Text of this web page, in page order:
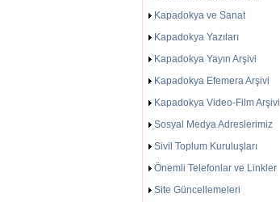
Kapadokya ve Sanat
Kapadokya Yazıları
Kapadokya Yayın Arşivi
Kapadokya Efemera Arşivi
Kapadokya Video-Film Arşivi
Sosyal Medya Adreslerimiz
Sivil Toplum Kuruluşları
Önemli Telefonlar ve Linkler
Site Güncellemeleri